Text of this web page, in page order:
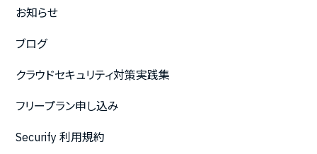
お知らせ
ブログ
クラウドセキュリティ対策実践集
フリープラン申し込み
Securify 利用規約